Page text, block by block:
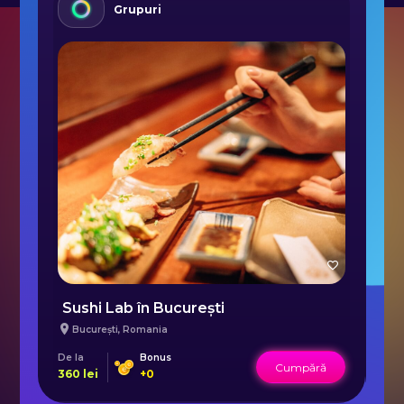
Grupuri
Sushi Lab în București
București, Romania
De la
360 lei
Bonus
+0 Cumpără